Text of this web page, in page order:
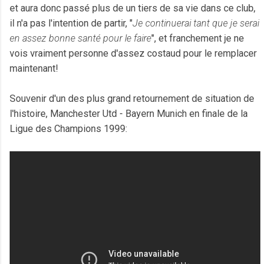
et aura donc passé plus de un tiers de sa vie dans ce club,
il n'a pas l'intention de partir, "Je continuerai tant que je serai
en assez bonne santé pour le faire", et franchement je ne
vois vraiment personne d'assez costaud pour le remplacer
maintenant!
Souvenir d'un des plus grand retournement de situation de
l'histoire, Manchester Utd - Bayern Munich en finale de la
Ligue des Champions 1999: